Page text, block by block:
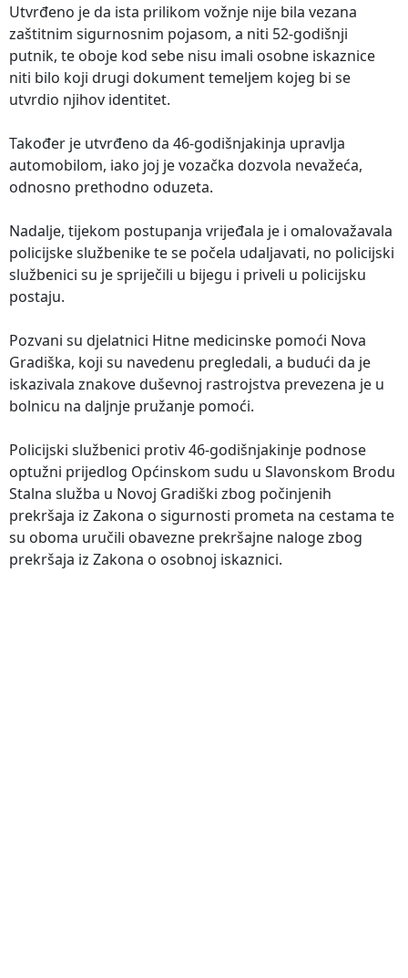
Utvrđeno je da ista prilikom vožnje nije bila vezana
zaštitnim sigurnosnim pojasom, a niti 52-godišnji
putnik, te oboje kod sebe nisu imali osobne iskaznice
niti bilo koji drugi dokument temeljem kojeg bi se
utvrdio njihov identitet.
Također je utvrđeno da 46-godišnjakinja upravlja
automobilom, iako joj je vozačka dozvola nevažeća,
odnosno prethodno oduzeta.
Nadalje, tijekom postupanja vrijeđala je i omalovažavala
policijske službenike te se počela udaljavati, no policijski
službenici su je spriječili u bijegu i priveli u policijsku
postaju.
Pozvani su djelatnici Hitne medicinske pomoći Nova
Gradiška, koji su navedenu pregledali, a budući da je
iskazivala znakove duševnoj rastrojstva prevezena je u
bolnicu na daljnje pružanje pomoći.
Policijski službenici protiv 46-godišnjakinje podnose
optužni prijedlog Općinskom sudu u Slavonskom Brodu
Stalna služba u Novoj Gradiški zbog počinjenih
prekršaja iz Zakona o sigurnosti prometa na cestama te
su oboma uručili obavezne prekršajne naloge zbog
prekršaja iz Zakona o osobnoj iskaznici.